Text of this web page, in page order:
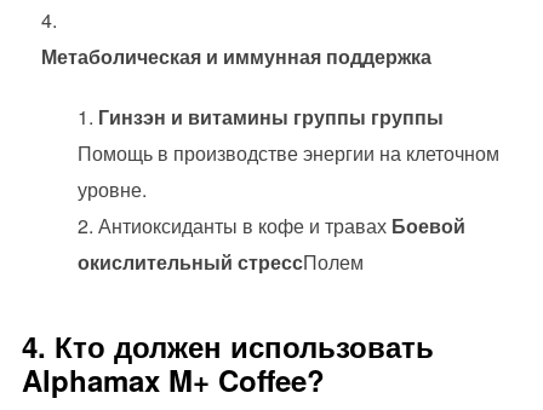
Метаболическая и иммунная поддержка
Гинзэн и витамины группы группы
Помощь в производстве энергии на клеточном
уровне.
Антиоксиданты в кофе и травах Боевой
окислительный стрессПолем
4. Кто должен использовать
Alphamax M+ Coffee?